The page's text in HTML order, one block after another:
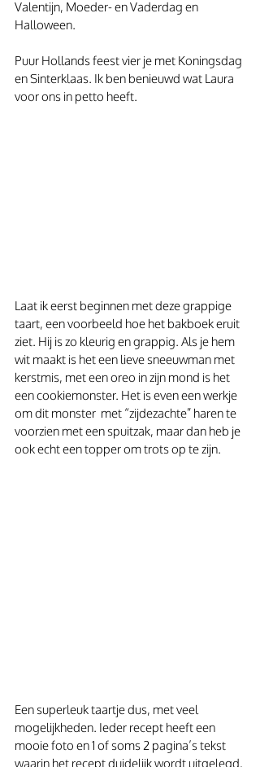
Valentijn, Moeder- en Vaderdag en
Halloween.
Puur Hollands feest vier je met Koningsdag
en Sinterklaas. Ik ben benieuwd wat Laura
voor ons in petto heeft.
Laat ik eerst beginnen met deze grappige
taart, een voorbeeld hoe het bakboek eruit
ziet. Hij is zo kleurig en grappig. Als je hem
wit maakt is het een lieve sneeuwman met
kerstmis, met een oreo in zijn mond is het
een cookiemonster. Het is even een werkje
om dit monster  met “zijdezachte” haren te
voorzien met een spuitzak, maar dan heb je
ook echt een topper om trots op te zijn.
Een superleuk taartje dus, met veel
mogelijkheden. Ieder recept heeft een
mooie foto en 1 of soms 2 pagina’s tekst
waarin het recept duidelijk wordt uitgelegd,